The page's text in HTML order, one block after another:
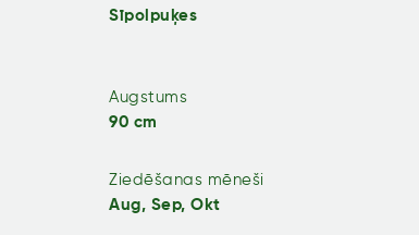
Sīpolpuķes
Augstums
90 cm
Ziedēšanas mēneši
Aug, Sep, Okt